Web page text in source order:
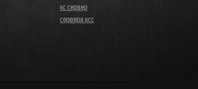
кс сервер
сервера ксс